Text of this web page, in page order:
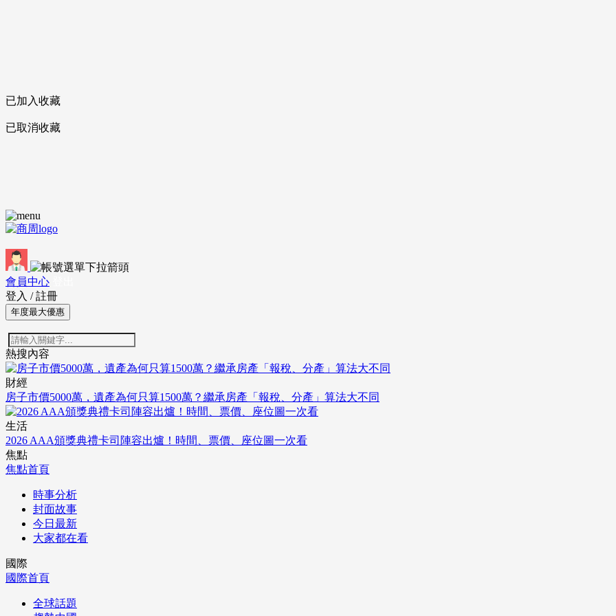
已加入收藏
已取消收藏
會員中心
登入 / 註冊
年度最大優惠
熱搜內容
財經
房子市價5000萬，遺產為何只算1500萬？繼承房產「報稅、分產」算法大不同
生活
2026 AAA頒獎典禮卡司陣容出爐！時間、票價、座位圖一次看
焦點
焦點首頁
時事分析
封面故事
今日最新
大家都在看
國際
國際首頁
全球話題